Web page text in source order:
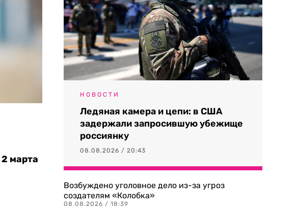
2 марта
НОВОСТИ
Ледяная камера и цепи: в США
задержали запросившую убежище
россиянку
08.08.2026 / 20:43
Возбуждено уголовное дело из-за угроз
создателям «Колобка»
08.08.2026 / 18:39